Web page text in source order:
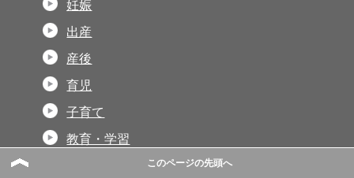
妊娠
出産
産後
育児
子育て
教育・学習
このページの先頭へ